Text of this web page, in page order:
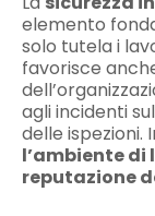
elemento
solo tutela i
favorisce
agli incidenti
delle ispezioni.
l’ambiente di
reputazione